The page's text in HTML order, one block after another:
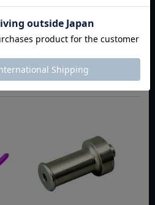
6301PCKWT1B-R
定価 ¥16,610
¥13,288税込
会員特別価格 ¥12,955税込
カートに入れる